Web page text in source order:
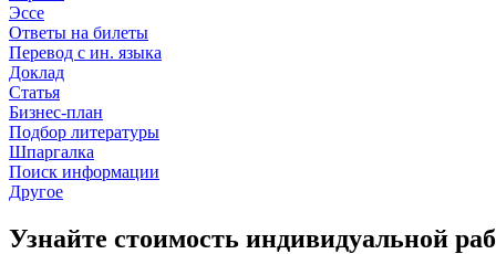
Эссе
Ответы на билеты
Перевод с ин. языка
Доклад
Статья
Бизнес-план
Подбор литературы
Шпаргалка
Поиск информации
Другое
Узнайте стоимость индивидуальной